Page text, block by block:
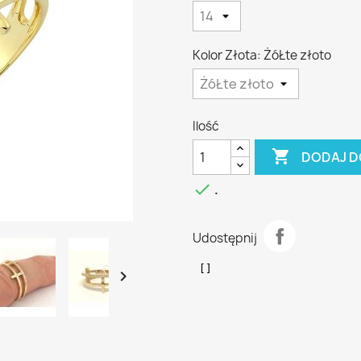

Kolor Złota: ŻóŁte złoto
Ilość
 DODAJ
 .
Udostępnij